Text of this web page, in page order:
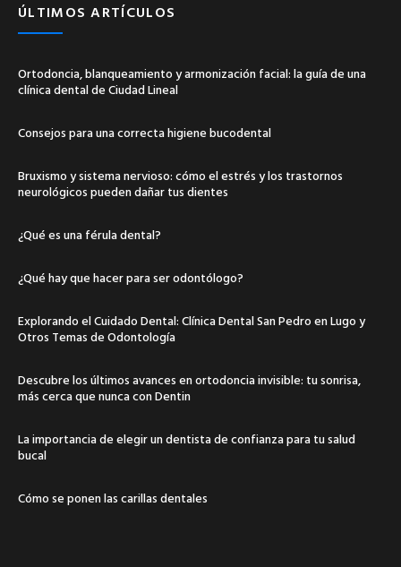
ÚLTIMOS ARTÍCULOS
Ortodoncia, blanqueamiento y armonización facial: la guía de una
clínica dental de Ciudad Lineal
Consejos para una correcta higiene bucodental
Bruxismo y sistema nervioso: cómo el estrés y los trastornos
neurológicos pueden dañar tus dientes
¿Qué es una férula dental?
¿Qué hay que hacer para ser odontólogo?
Explorando el Cuidado Dental: Clínica Dental San Pedro en Lugo y
Otros Temas de Odontología
Descubre los últimos avances en ortodoncia invisible: tu sonrisa,
más cerca que nunca con Dentin
La importancia de elegir un dentista de confianza para tu salud
bucal
Cómo se ponen las carillas dentales